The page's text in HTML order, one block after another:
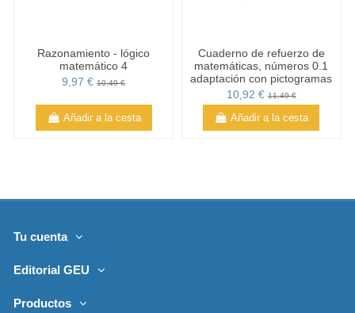
Razonamiento - lógico
matemático 4
9,97 €10,49 €
Añadir a la cesta
Cuaderno de refuerzo de
matemáticas, números 0.1
adaptación con pictogramas
10,92 €11,49 €
Añadir a la cesta
Tu cuenta
Editorial GEU
Productos